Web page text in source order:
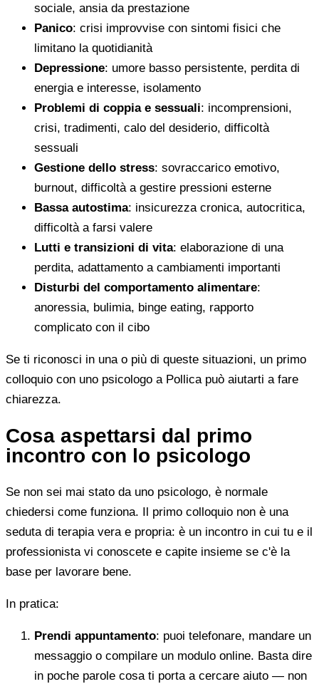
sociale, ansia da prestazione
Panico: crisi improvvise con sintomi fisici che
limitano la quotidianità
Depressione: umore basso persistente, perdita di
energia e interesse, isolamento
Problemi di coppia e sessuali: incomprensioni,
crisi, tradimenti, calo del desiderio, difficoltà
sessuali
Gestione dello stress: sovraccarico emotivo,
burnout, difficoltà a gestire pressioni esterne
Bassa autostima: insicurezza cronica, autocritica,
difficoltà a farsi valere
Lutti e transizioni di vita: elaborazione di una
perdita, adattamento a cambiamenti importanti
Disturbi del comportamento alimentare:
anoressia, bulimia, binge eating, rapporto
complicato con il cibo
Se ti riconosci in una o più di queste situazioni, un primo
colloquio con uno psicologo a Pollica può aiutarti a fare
chiarezza.
Cosa aspettarsi dal primo
incontro con lo psicologo
Se non sei mai stato da uno psicologo, è normale
chiedersi come funziona. Il primo colloquio non è una
seduta di terapia vera e propria: è un incontro in cui tu e il
professionista vi conoscete e capite insieme se c'è la
base per lavorare bene.
In pratica:
Prendi appuntamento: puoi telefonare, mandare un
messaggio o compilare un modulo online. Basta dire
in poche parole cosa ti porta a cercare aiuto — non